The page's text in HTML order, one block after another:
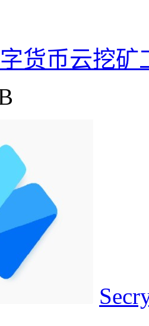
货币云挖矿